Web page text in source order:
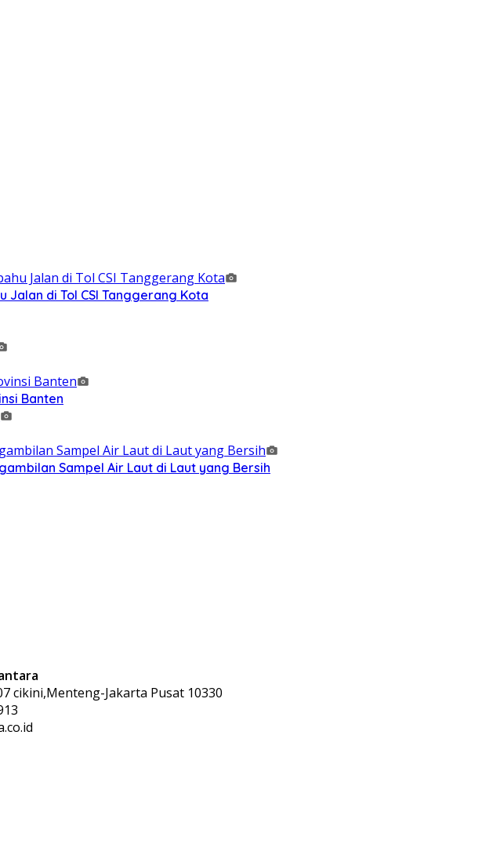
Jalan di Tol CSI Tanggerang Kota
Banten
Sampel Air Laut di Laut yang Bersih
cikini,Menteng-Jakarta Pusat 10330